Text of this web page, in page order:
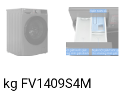
FV1409S4M